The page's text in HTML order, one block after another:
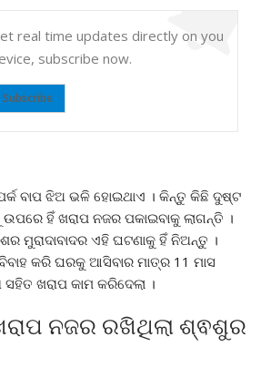
real time updates directly on you
subscribe now.
Subscribe
ବାପ ଝିଅ ଭଳି ହୋଇଥାଏ । କିନ୍ତୁ କିଛି ଦୁଷ୍ଟ
ହିଁ ଖରାପ ନଜର ପକାଇବାକୁ ଲାଗନ୍ତି ।
ମୁରାଦାବାଦର ଏହି ଘଟଣାକୁ ହିଁ ନିଅନ୍ତୁ ।
କରି ଘରକୁ ଆସିବାର ମାତ୍ର 11 ମାସ
ଖରାପ କାମ କରିଦେଲା ।
ନଜର ରଖିଥିଲା ଶ୍ଵଶୁର